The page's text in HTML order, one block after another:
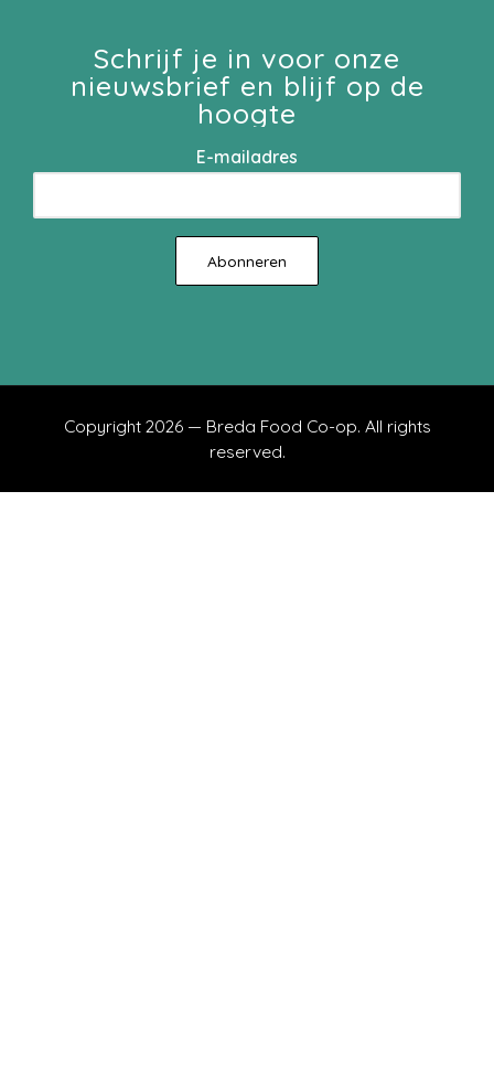
Schrijf je in voor onze
nieuwsbrief en blijf op de
hoogte
E-mailadres
Copyright 2026 — Breda Food Co-op. All rights
reserved.